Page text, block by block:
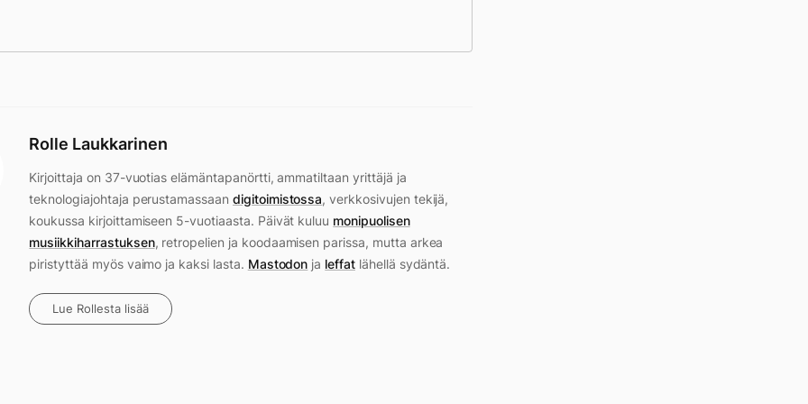
Rolle Laukkarinen
Kirjoittaja on 37-vuotias elämäntapanörtti, ammatiltaan yrittäjä ja
teknologiajohtaja perustamassaan digitoimistossa, verkkosivujen tekijä,
koukussa kirjoittamiseen 5-vuotiaasta. Päivät kuluu monipuolisen
musiikkiharrastuksen, retropelien ja koodaamisen parissa, mutta arkea
piristyttää myös vaimo ja kaksi lasta. Mastodon ja leffatlähellä sydäntä.
Lue Rollesta lisää